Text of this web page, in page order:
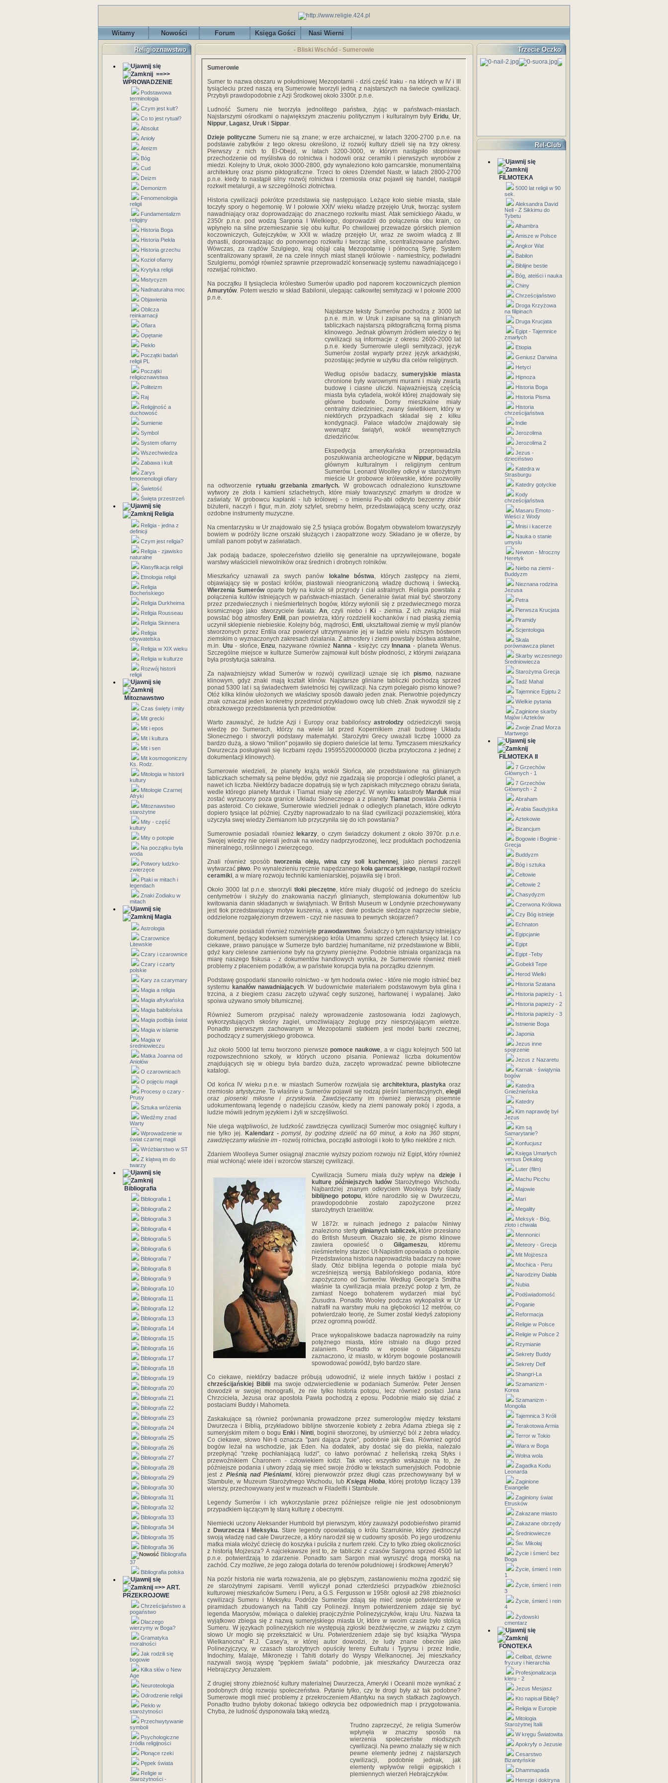
Witamy Nowości Forum Księga Gości Nasi Wierni
Religioznawstwo
==>>
WPROWADZENIE
Podstawowa
terminologia
Czym jest kult?
Co to jest rytuał?
Absolut
Anioły
Ateizm
Bóg
Cud
Deizm
Demonizm
Fenomenologia
religii
Fundamentalizm
religijny
Historia Boga
Historia Piekła
Historia grzechu
Kozioł ofiarny
Krytyka religii
Mistycyzm
Nadnaturalna moc
Objawienia
Oblicza
reinkarnacji
Ofiara
Opętanie
Piekło
Początki badań
religii PL
Początki
religioznawstwa
Politeizm
Raj
Religijność a
duchowość
Sumienie
Symbol
System ofiarny
Wszechwiedza
Zabawa i kult
Zarys
fenomenologii ofiary
Świetość
Święta przestrzeń
Religia
Religia - jedna z
definicji
Czym jest religia?
Religia - zjawisko
naturalne
Klasyfikacja religii
Etnologia religii
Religia
Bocheńskiego
Religia Durkheima
Religia Rousseau
Religia Skinnera
Religia
obywatelska
Religia w XIX wieku
Religia w kulturze
Rozwój historii
religii
Mitoznawstwo
Czas święty i mity
Mit grecki
Mit i epos
Mit i kultura
Mit i sen
Mit kosmogoniczny
Ks. Rodz.
Mitologia w historii
kultury
Mitologie Czarnej
Afryki
Mitoznawstwo
starożytne
Mity - część
kultury
Mity o potopie
Na początku była
woda
Potwory ludzko-
zwierzęce
Ptaki w mitach i
legendach
Znaki Zodiaku w
mitach
Magia
Astrologia
Czarownice
Litewskie
Czary i czarownice
Czary i czarty
polskie
Kary za czarymary
Magia a religia
Magia afrykańska
Magia babilońska
Magia podbija świat
Magia w islamie
Magia w
średniowieczu
Matka Joanna od
Aniołów
O czarownicach
O pojęciu magii
Procesy o czary -
Prusy
Sztuka wróżenia
Wiedźmy znad
Warty
Wprowadzenie w
świat czarnej magii
Wróżbiarstwo w ST
Z klątwą im do
twarzy
Bibliografia
Bibliografia 1
Bibliografia 2
Bibliografia 3
Bibliografia 4
Bibliografia 5
Bibliografia 6
Bibliografia 7
Bibliografia 8
Bibliografia 9
Bibliografia 10
Bibliografia 11
Bibliografia 12
Bibliografia 13
Bibliografia 14
Bibliografia 15
Bibliografia 16
Bibliografia 17
Bibliografia 18
Bibliografia 19
Bibliografia 20
Bibliografia 21
Bibliografia 22
Bibliografia 23
Bibliografia 24
Bibliografia 25
Bibliografia 26
Bibliografia 27
Bibliografia 28
Bibliografia 29
Bibliografia 30
Bibliografia 31
Bibliografia 32
Bibliografia 33
Bibliografia 34
Bibliografia 35
Bibliografia 36
Bibliografia
37
Bibliografia polska
=>> ART.
PRZEKROJOWE
Chrześcijaństwo a
pogaństwo
Dlaczego
wierzymy w Boga?
Gramatyka
moralności
Jak rodzili się
bogowie
Kilka słów o New
Age
Neuroteologia
Odrodzenie religii
Piekło w
starożytności
Przechwytywanie
symboli
Psychologiczne
źródła religijności
Płonące rzeki
Pępek świata
Religie w
Starożytności -
- Bliski Wschód - Sumerowie
Sumerowie
Sumer to nazwa obszaru w południowej Mezopotamii - dziś część Iraku - na których w IV i III
tysiącleciu przed naszą erą Sumerowie tworzyli jedną z najstarszych na świecie cywilizacji.
Przybyli prawdopodobnie z Azji Środkowej około 3300r. p.n.e.
Ludność Sumeru nie tworzyła jednolitego państwa, żyjąc w państwach-miastach.
Najstarszymi ośrodkami o największym znaczeniu politycznym i kulturalnym były Eridu,Ur,
Nippur, Lagasz, Uruk i Sippar.
Dzieje polityczneSumeru nie są znane; w erze archaicznej, w latach 3200-2700 p.n.e. na
podstawie zabytków z tego okresu określono, iż rozwój kultury dzieli się na trzy okresy.
Pierwszy z nich to El-Obejd, w latach 3200-3000, w którym nastąpiło stopniowe
przechodzenie od myślistwa do rolnictwa i hodowli oraz ceramiki i pierwszych wyrobów z
miedzi. Kolejny to Uruk, około 3000-2800, gdy wynaleziono koło garncarskie, monumentalną
architekturę oraz pismo piktograficzne. Trzeci to okres Dżemdet Nastr, w latach 2800-2700
p.n.e. kiedy to nastąpił silny rozwój rolnictwa i rzemiosła oraz pojawił się handel, nastąpił
rozkwit metalurgii, a w szczególności złotnictwa.
Historia cywilizacji pokrótce przedstawia się następująco. Leżące koło siebie miasta, stale
toczyły spory o hegemonię. W I połowie XXIV wieku władzę przejęło Uruk, tworząc system
nawadniający oraz doprowadzając do znacznego rozkwitu miast. Atak semickiego Akadu, w
2350r p.n.e. pod wodzą Sargona I Wielkiego, doprowadził do połączenia obu krain, co
wpłynęło na silne przemieszanie się obu kultur. Po chwilowej przewadze górskich plemion
koczowniczych, Gutejczyków, w XXII w. władzę przejęło Ur, wraz ze swoim władcą z III
dynastii, doprowadzając do ponownego rozkwitu i tworząc silne, scentralizowane państwo.
Wówczas, za rządów Szulgiego, kraj objął całą Mezopotamię i północną Syrię. System
scentralizowany sprawił, że na czele innych miast stanęli królowie - namiestnicy, podwładni
Szulgiemu, pomógł również sprawnie przeprowadzić konserwację systemu nawadniającego i
rozwijać rolnictwo.
Na początku II tysiąclecia królestwo Sumerów upadło pod naporem koczowniczych plemion
Amurytów. Potem weszło w skład Babilonii, ulegając całkowitej semityzacji w I połowie 2000
p.n.e.
Najstarsze teksty Sumerów pochodzą z 3000 lat
p.n.e. m.in. w Uruk i zapisane są na glinianych
tabliczkach najstarszą piktograficzną formą pisma
klinowego. Jednak głównym źródłem wiedzy o tej
cywilizacji są informacje z okresu 2600-2000 lat
p.n.e. kiedy Sumerowie ulegli semityzacji, język
Sumerów został wyparty przez język arkadyjski,
pozostając jedynie w użytku dla celów religijnych.
Według opisów badaczy,sumeryjskie miasta
chronione były warownymi murami i miały zwartą
budowę i ciasne uliczki. Najważniejszą częścią
miasta była cytadela, wokół której znajdowały się
główne budowle. Domy mieszkalne miały
centralny dziedziniec, zwany świetlikiem, który w
niektórych przypadkach składał się z kilku
kondygnacji. Pałace władców znajdowały się
wewnątrz świątyń, wokół wewnętrznych
dziedzińców.
Ekspedycja amerykańska przeprowadziła
poszukiwania archeologiczne w Nippur, będącym
głównym kulturalnym i religijnym centrum
Sumerów. Leonard Woolley odkrył w starożytnym
mieście Ur grobowce królewskie, które pozwoliły
na odtworzenie rytuału grzebania zmarłych. W grobowcach odnaleziono kunsztowne
wytwory ze złota i kamieni szlachetnych, które miały towarzyszyć zmarłym w drodze w
zaświaty. W grobowcu kapłanki - lub królowej - o imieniu Pu-abi odkryto bezcenny zbiór
biżuterii, naczyń i figur, m.in. złoty sztylet, srebrny hełm, przedstawiającą sceny uczty, oraz
ozdobne instrumenty muzyczne.
Na cmentarzysku w Ur znajdowało się 2,5 tysiąca grobów. Bogatym obywatelom towarzyszyły
bowiem w podróży liczne orszaki służących i zaopatrzone wozy. Składano je w ofierze, by
umilali panom pobyt w zaświatach.
Jak podają badacze, społeczeństwo dzieliło się generalnie na uprzywilejowane, bogate
warstwy właścicieli niewolników oraz średnich i drobnych rolników.
Mieszkańcy uznawali za swych panów
lokalne bóstwa, których zastępcy na ziemi,
objawiający się w postaci królów, piastowali nieograniczoną władzę duchową i świecką.
Wierzenia Sumerówoparte były na kulcie sił przyrody i ciał astralnych. Religia powstała z
połączenia kultów istniejących w państwach-miastach. Generalnie świat miał być stworzony
przez przedwiecznych i nieśmiertelnych bogów, którzy wyłonili się z przedwiecznego morza
kosmicznego jako stworzyciele świata:An, czyli niebo i Ki - ziemia. Z ich związku miał
powstać bóg atmosfery Enlil , pan powietrza, który rozdzielił kochanków i nad płaską ziemią
uczynił sklepienie niebieskie. Kolejny bóg, mądrości, Enti, ukształtował ziemię w myśl planów
stworzonych przez Entila oraz powierzył utrzymywanie jej w ładzie wielu niższym bóstwom
ziemskim o wyznaczonych zakresach działania. Z atmosfery i ziemi powstały bóstwa astralne,
m.in. Utu - słońce, Enzu, nazywane również Nanna - księżyc czy Innana - planeta Wenus.
Szczególne miejsce w kulturze Sumerów zajmował kult bóstw płodności, z którymi związana
była prostytucja sakralna.
Za najważniejszy wkład Sumerów w rozwój cywilizacji uznaje się ich pismo, nazwane
klinowym, gdyż znaki mają kształt klinów. Najstarsze gliniane tabliczki pochodzą sprzed
ponad 5300 lat i są świadectwem świetności tej cywilizacji. Na czym polegało pismo kinowe?
Otóż kilka klinów ułożonych we właściwy sposób dawało jeden znak. Pierwotnie pojedynczy
znak oznaczał jeden konkretny przedmiot przykładowo owcę lub chleb. Znak wywodził się z
obrazkowego przedstawienia tych przedmiotów.
Warto zauważyć, że ludzie Azji i Europy oraz babilońscyastrolodzy odziedziczyli swoją
wiedzę po Sumerach, którzy na wiele lat przed Kopernikiem znali budowę Układu
Słonecznego i stworzyli podstawy matematyki. Starożytni Grecy uważali liczbę 10000 za
bardzo dużą, a słowo "milion" pojawiło się dopiero dwieście lat temu. Tymczasem mieszkańcy
Dwurzecza posługiwali się liczbami rzędu 195955200000000 (liczba przytoczona z jednej z
dokumentacji klinowych).
Sumerowie wiedzieli, że planety krążą wokół Słońca, ale przedstawione na glinianych
tabliczkach schematy są pełne błędów, gdyż nie zgadzają się proporcje i odległości planet, a
nawet ich liczba. Niektórzy badacze dopatrują się w tych zapiskach mitycznego obrazu świata,
wedle którego planety Marduk i Tiamat miały się zderzyć. W wyniku katastrofy Mardukmiał
zostać wyrzucony poza granice Układu Słonecznego a z planety Tiamat powstała Ziemia i
pas asteroid. Co ciekawe, Sumerowie wiedzieli jednak o odległych planetach, które odkryto
dopiero tysiące lat później. Czyżby naprowadzało to na ślad cywilizacji pozaziemskiej, która
użyczyła swej wiedzy Ziemianom lub przyczyniła się do ich powstania?
Sumerownie posiadali również lekarzy, o czym świadczy dokument z około 3970r. p.n.e.
Swojej wiedzy nie opierali jednak na wiedzy nadprzyrodzonej, lecz produktach pochodzenia
mineralnego, roślinnego i zwierzęcego.
Znali również sposób tworzenia oleju, wina czy soli kuchennej, jako pierwsi zaczęli
wytwarzaćpiwo. Po wynalezieniu ręcznie napędzanego koła garncarskiego, nastąpił rozkwit
ceramiki, a w miarę rozwoju techniki kamieniarskiej, pojawiła się i broń.
Około 3000 lat p.n.e. stworzyli tłoki pieczętne, które miały długość od jednego do sześciu
centymetrów i służyły do znakowania naczyń glinianych, stemplowania dokumentów lub
kwitowania danin składanych w świątyniach. W British Museum w Londynie przechowywany
jest tłok przedstawiający motyw kuszenia, a więc dwie postacie siedzące naprzeciw siebie,
oddzielone rozgałęzionym drzewem - czyż nie nasuwa to pewnych skojarzeń?
Sumerowie posiadali również rozwinięte prawodawstwo. Świadczy o tym najstarszy istniejący
dokument, będący kodeksem sumeryjskiego króla Urnammu sprzed czterech tysięcy lat. I co
ciekawe, prawo panujące w Sumerze było bardziej humanitarne, niż przedstawione w Biblii,
gdyż kary cielesne zamienione były na grzywny pieniężne. Podobnie istniała organizacja na
miarę naszego fiskusa - z dokumentów handlowych wynika, że Sumerowie również mieli
problemy z płaceniem podatków, a w państwie korupcja była na porządku dziennym.
Podstawę gospodarki stanowiło rolnictwo - w tym hodowla owiec - które nie mogło istnieć bez
systemu kanałów nawadniających. W budownictwie materiałem podstawowym była glina i
trzcina, a z biegiem czasu zaczęto używać cegły suszonej, hartowanej i wypalanej. Jako
spoiwa używano smoły bitumicznej.
Również Sumerom przypisać należy wprowadzenie zastosowania łodzi żaglowych,
wykorzystujących skośny żagiel, umożliwiający żeglugę przy niesprzyjającym wietrze.
Ponadto pierwszym zachowanym w Mezopotamii statkiem jest model barki rzecznej,
pochodzący z sumeryjskiego grobowca.
Już około 5000 lat temu tworzono pierwsze pomoce naukowe, a w ciągu kolejnych 500 lat
rozpowszechniono szkoły, w których uczono pisania. Ponieważ liczba dokumentów
znajdujących się w obiegu była bardzo duża, zaczęto wprowadzać pewne biblioteczne
katalogi.
Od końca IV wieku p.n.e. w miastach Sumerów rozwijała się architektura, plastyka oraz
rzemiosło artystyczne. To właśnie u Sumerów pojawił się rodzaj pieśni lamentacyjnych, elegii
oraz piosenki miłosne i przysłowia. Zawdzięczamy im również pierwszą pisemnie
udokumentowaną legendę o nadejściu czasów, kiedy na ziemi panowały pokój i zgoda, a
ludzie mówili jednym językiem i żyli w szczęśliwości.
Nie ulega wątpliwości, że ludzkość zawdzięcza cywilizacji Sumerów moc osiągnięć kultury i
nie tylko jej.Kalendarz - pomysł, by godzinę dzielić na 60 minut, a koło na 360 stopni,
zawdzięczamy właśnie im - rozwój rolnictwa, początki astrologii i koło to tylko niektóre z nich.
Zdaniem Woolleya Sumer osiągnął znacznie wyższy poziom rozwoju niż Egipt, który również
miał wchłonąć wiele idei i wzorców starszej cywilizacji.
Cywilizacja Sumeru miała duży wpływ nadzieje i
kulturę późniejszych ludówStarożytnego Wschodu.
Najbardziej znanym odkryciem Wooleya były ślady
biblijnego potopu, które narodziło się w Dwurzeczu,
prawdopodobnie zostało zapożyczone przez
starożytnych Izraelitów.
W 1872r. w ruinach jednego z pałaców Niniwy
znaleziono stertyglinianych tabliczek,które przesłano
do British Museum. Okazało się, że pismo klinowe
zawiera opowieść o Gilgameszu, któremu
nieśmiertelny starzec Ut-Napistim opowiada o potopie.
Przedstawiona historia naprowadziła badaczy na nowe
ślady. Otóż biblijna legenda o potopie miała być
wcześniejszą wersją Babilońskiego podania, które
zapożyczono od Sumerów. Według George'a Smitha
właśnie ta cywilizacja miała przeżyć potop z tym, że
zamiast Noego bohaterem wydarzeń miał być
Ziusudra. Ponadto Wooley podczas wykopalisk w Ur
natrafił na warstwy mułu na głębokości 12 metrów, co
potwierdzało teorię, że Sumer został kiedyś zatopiony
przez ogromną powódź.
Prace wykopaliskowe badacza naprowadziły na ruiny
potężnego miasta, które istniało na długo przed
zalaniem. Ponadto w eposie o Gilgameszu
zaznaczono, iż miasto, w którym bogowie postanowili
spowodować powódź, było bardzo stare.
Co ciekawe, niektórzy badacze próbują udowodnić, iż wiele innych faktów i postaci z
chrześcijańskiej Biblii ma swoje odzwierciedlenie w podaniach Sumerów. Peter Jensen
dowodził w swojej monografii, że nie tylko historia potopu, lecz również postaci Jana
Chrzciciela, Jezusa oraz apostoła Pawła pochodzą z eposu. Podobnie miało się dziać z
postaciami Buddy i Mahometa.
Zaskakujące są również porównania prowadzone przez sumerologów między tekstami
Dwurzecza i Biblią, przykładowo biblijne stworzenie kobiety z żebra Adama zbiega się z
sumeryjskim mitem o bogu Enki i Ninti, boginii stworzonej, by uśmierzyć ból z żebra władcy.
Co ciekawe, słowo Nin-ti oznacza "pani dająca życie", podobnie jak Ewa. Również ogród
bogów leżał na wschodzie, jak Eden. Na dodatek, aby dostać się do piekła, należało
przepłynąć "rzekę pochłaniającą ludzi", co łatwo porównać z helleńską rzeką Styks i
przewoźnikiem Charonem - człowiekiem łodzi. Tak więc wszystko wskazuje na to, że
późniejsze podania i utwory zdają się mieć swoje źródło w tekstach sumeryjskich. Podobnie
jest z Pieśnią nad Pieśniami, której pierwowzór przez długi czas przechowywany był w
Stambule, w Muzeum Starożytnego Wschodu, lubKsięgą Hioba, której prototyp liczący 139
wierszy, przechowywany jest w muzeach w Filadelfii i Stambule.
Legendy Sumerów i ich wykorzystanie przez późniejsze religie nie jest odosobnionym
przypadkiem łączącym tę starą kulturę z obecnymi.
Niemiecki uczony Aleksander Humbold był pierwszym, który zauważył podobieństwo piramid
z Dwurzecza i Meksyku. Stare legendy opowiadają o królu Szarrukinie, który zjednoczył
swoją władzę nad całe Dwurzecze, a który narodził się w cudowny sposób. Po jego urodzeniu
matka miała włożyć dziecię do koszyka i puściła z nurtem rzeki. Czy to tylko zbieg okoliczności
z historią Mojżesza? A najciekawsze jest to, że tabliczki z czasów Sargona sprzed 4500 lat
p.n.e. potwierdzają to zdarzenie. Ponadto sam Sargon miał wyruszyć drogą morską na
zachód. Czy możliwe, że jego załoga dotarła do terenów południowej i środkowej Ameryki?
Na pozór historia nie warta rozważenia, ale po głębszym, zastanowieniu można zgodzić się
ze starożytnymi zapisami. Verrill wyliczył ponad czterdzieści przypadków zbieżności
kulturowej mieszkańców Sumeru i Peru, a G.S. Fergusson w 1958r. ogłosił aż 298 zbieżności
cywilizacji Sumeru i Meksyku. Podróże Sumerów zdają się mieć swoje potwierdzenie w
piramidach zbudowanych na Tahiti czy Polinezji. Innym potwierdzeniem zdaje się być
legenda Maorysów, mówiąca o dalekiej praojczyźnie Polinezyjczyków, kraju Uru. Nazwa ta
wyjątkowo zbiega się z nazwą sumeryjskiego miasta Ur, które w swoim czasie było stolicą
Sumeru. W językach polinezyjskich nie występują zgłoski bezdźwięczne, w związku z czym
słowo Ur mogło się przekształcić w Uru. Potwierdzeniem zdaje się być książka "Wyspa
Wielkanocna" R.J. Casey'a, w której autor dowodzi, że ludy znane obecnie jako
Polinezyjczycy, w czasach starożytnych opuściły tereny Eufratu i Tygrysu i przez Indie,
Indochiny, Malaje, Mikronezję i Tahiti dotarły do Wyspy Wielkanocnej. Jej mieszkańcy
nazywali swoją wyspę "pępkiem świata" podobnie, jak mieszkańcy Dwurzecza oraz
Hebrajczycy Jeruzalem.
Z drugiej strony zbieżność kultury materialnej Dwurzecza, Ameryki i Oceanii może wynikać z
podobnych dróg rozwoju społeczeństwa. Pytanie tylko, czy te drogi były aż tak podobne?
Sumerowie mogli mieć problemy z przekroczeniem Atlantyku na swych statkach żaglowych.
Ponadto trudno byłoby dokonać takiego odkrycia bez odpowiednich map i przygotowania.
Chyba, że ludność dysponowała taką wiedzą.
Trudno zaprzeczyć, że religia Sumerów
wpłynęła w znaczny sposób na
wierzenia społeczeństw młodszych
cywilizacji. Na pewno znalazły się w nich
pewne elementy jednej z najstarszych
cywilizacji, podobnie jednak, jak
elementy wpływów religii egipskich i
plemiennych wierzeń Hebrajczyków.
Trzecie Oczko
Rel-Club
FILMOTEKA
5000 lat religii w 90
sek.
Aleksandra David
Nell - Z Sikkimu do
Tybetu
Alhambra
Amisze w Polsce
Angkor Wat
Babilon
Biblijne bestie
Bóg, ateiści i nauka
Chiny
Chrześcijaństwo
Droga Krzyżowa
na filipinach
Druga Krucjata
Egipt - Tajemnice
zmarłych
Etiopia
Geniusz Darwina
Hetyci
Hipnoza
Historia Boga
Historia Pisma
Historia
chrześcijaństwa
Indie
Jerozolima
Jerozolima 2
Jezus -
dzieciństwo
Katedra w
Strasburgu
Katedry gotyckie
Kody
chrześcijaństwa
Masaru Emoto -
Wieści z Wody
Mnisi i kacerze
Nauka o stanie
umyslu
Newton - Mroczny
Heretyk
Niebo na ziemi -
Buddyzm
Nieznana rodzina
Jezusa
Petra
Pierwsza Krucjata
Piramidy
Scjentologia
Skala
porównawcza planet
Skarby wczesnego
Średniowiecza
Starożytna Grecja
Tadź Mahal
Tajemnice Egiptu 2
Wielkie pytania
Zaginione skarby
Majów i Azteków
Zwoje Znad Morza
Martwego
FILMOTEKA II
7 Grzechów
Głównych - 1
7 Grzechów
Głównych - 2
Abraham
Arabia Saudyjska
Aztekowie
Bizancjum
Bogowie i Boginie -
Grecja
Buddyzm
Bóg i sztuka
Celtowie
Celtowie 2
Chasydyzm
Czerwona Królowa
Czy Bóg istnieje
Echnaton
Egipcjanie
Egipt
Egipt -Teby
Gobekli Tepe
Herod Wielki
Historia Szatana
Historia papieży - 1
Historia papieży - 2
Historia papieży - 3
Istnienie Boga
Japonia
Jezus inne
spojrzenie
Jezus z Nazaretu
Karnak - świątynia
bogów
Katedra
Gnieźnieńska
Katedry
Kim naprawdę był
Jezus
Kim są
Samarytanie?
Konfucjusz
Księga Umarłych
versus Dekalog
Luter (film)
Machu Picchu
Majowie
Mari
Megality
Meksyk - Bóg,
złoto i chwała
Mennonici
Meteory - Grecja
Mit Mojżesza
Mochica - Peru
Narodziny Diabła
Nubia
Podświadomość
Poganie
Reformacja
Religie w Polsce
Religie w Polsce 2
Rzymianie
Sekrety Buddy
Sekrety Delf
Shangri-La
Szamanizm -
Korea
Szamanizm -
Mongolia
Tajemnica 3 Króli
Terakotowa Armia
Terror w Tokio
Wiara w Boga
Wolna wola
Zagadka Kodu
Leonarda
Zaginione
Ewangelie
Zaginiony świat
Etrusków
Zakazane miasto
Zakazane obrzędy
Średniowiecze
Św. Mikołaj
Życie i śmierć bez
Boga
Życie, śmierć i rein
1
Życie, śmierć i rein
3
Życie, śmierć i rein
4
Żydowski
cmentarz
FONOTEKA
Celibat, dziwne
fryzury i hierarchia
Profesjonalizacja
kleru - 2
Jezus Mesjasz
Kto napisał Biblię?
Religia w Europie
Mitologia
Starożytnej Italii
W kręgu Światowita
Apokryfy o Jezusie
Cesarstwo
Bizantyńskie
Dhammapada
Herezje i doktryna